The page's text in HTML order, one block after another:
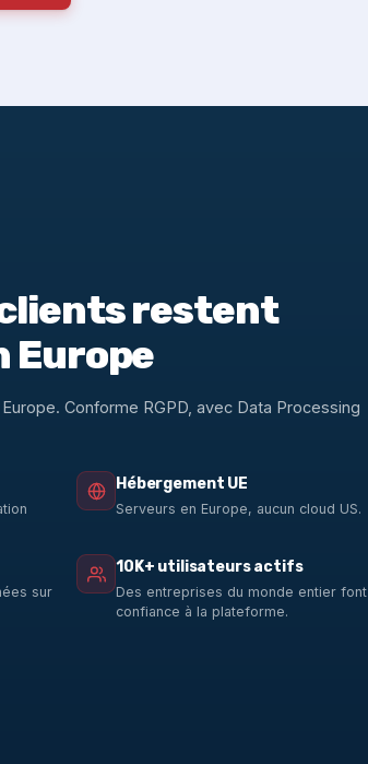
restent
Europe
Conforme RGPD, avec Data Processing
Hébergement UE
Serveurs en Europe, aucun cloud US.
sur
10K+ utilisateurs actifs
Des entreprises du monde entier font
confiance à la plateforme.